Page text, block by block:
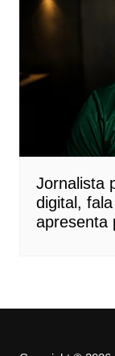
Jornalista
digital,
apresenta